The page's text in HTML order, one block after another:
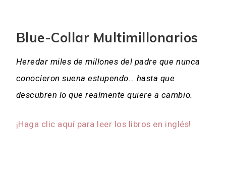
Blue-Collar Multimillonarios
Heredar miles de millones del padre que nunca
conocieron suena estupendo… hasta que
descubren lo que realmente quiere a cambio.
¡Haga clic aquí para leer los libros en inglés!